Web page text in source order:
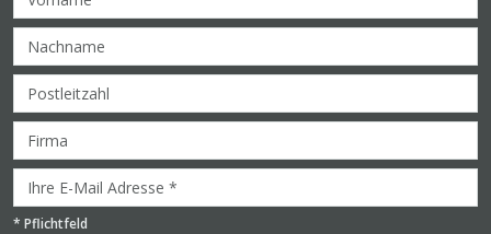
* Pflichtfeld